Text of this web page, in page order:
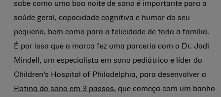
sabe como uma boa noite de sono é importante para a
saúde geral, capacidade cognitiva e humor do seu
pequeno, bem como para a felicidade de toda a família.
É por isso que a marca fez uma parceria com o Dr. Jodi
Mindell, um especialista em sono pediátrico e líder do
Children’s Hospital of Philadelphia, para desenvolver a
Rotina do sono em 3 passos, que começa com um banho